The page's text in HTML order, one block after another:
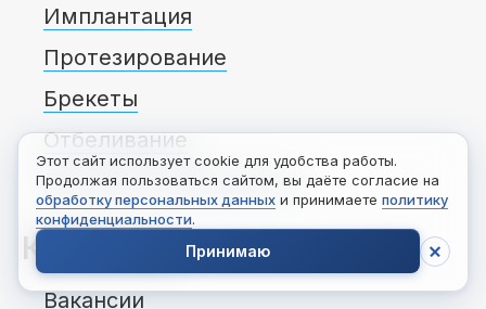
Имплантация
Протезирование
Брекеты
Отбеливание
Детская стоматология
Компания
Вакансии
Этот сайт использует cookie для удобства работы.
Продолжая пользоваться сайтом, вы даёте согласие на
обработку персональных данных и принимаете политику
конфиденциальности.
Принимаю